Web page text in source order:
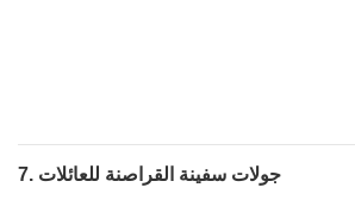
7. جولات سفينة القراصنة للعائلات